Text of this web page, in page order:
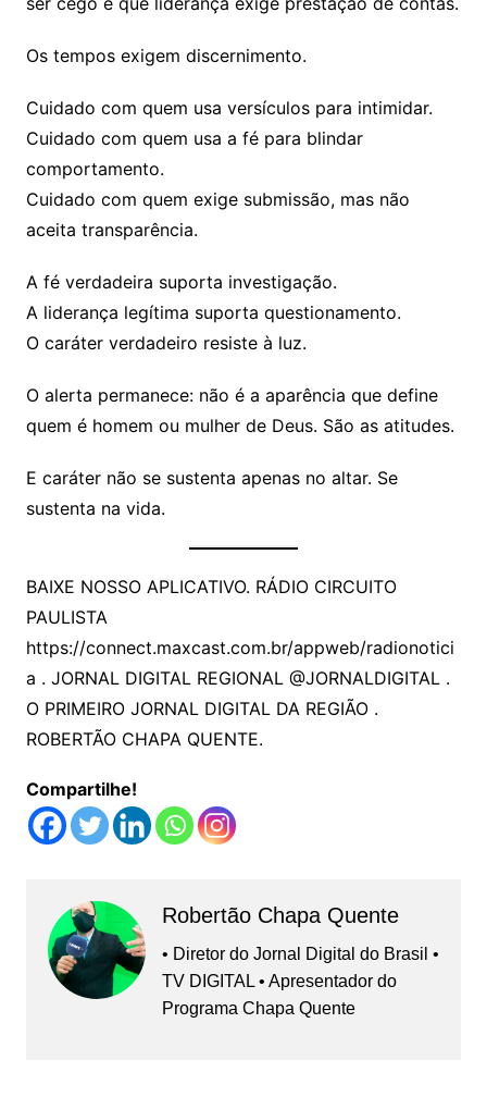
Os tempos exigem discernimento.
Cuidado com quem usa versículos para intimidar.
Cuidado com quem usa a fé para blindar
comportamento.
Cuidado com quem exige submissão, mas não
aceita transparência.
A fé verdadeira suporta investigação.
A liderança legítima suporta questionamento.
O caráter verdadeiro resiste à luz.
O alerta permanece: não é a aparência que define
quem é homem ou mulher de Deus. São as atitudes.
E caráter não se sustenta apenas no altar. Se
sustenta na vida.
BAIXE NOSSO APLICATIVO. RÁDIO CIRCUITO
PAULISTA
https://connect.maxcast.com.br/appweb/radionotici
a . JORNAL DIGITAL REGIONAL @JORNALDIGITAL .
O PRIMEIRO JORNAL DIGITAL DA REGIÃO .
ROBERTÃO CHAPA QUENTE.
Compartilhe!
Robertão Chapa Quente
• Diretor do Jornal Digital do Brasil •
TV DIGITAL • Apresentador do
Programa Chapa Quente